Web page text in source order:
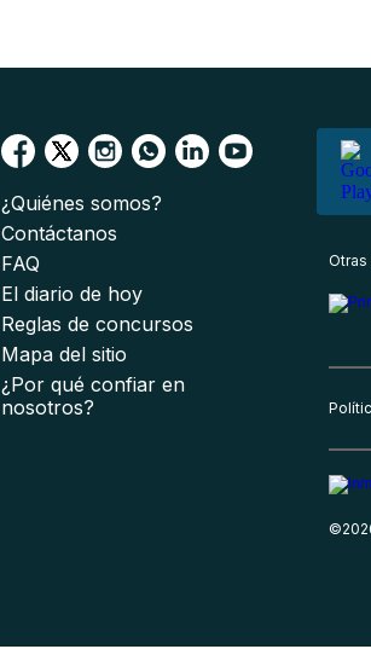
¿Quiénes somos?
Contáctanos
FAQ
El diario de hoy
Reglas de concursos
Mapa del sitio
¿Por qué confiar en
nosotros?
Otras
©